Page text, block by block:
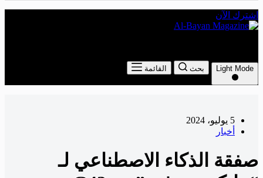
اشترك الآن
Light Mode بحث القائمة
5 يوليو، 2024
أخبار
صفقة الذكاء الاصطناعي لـ